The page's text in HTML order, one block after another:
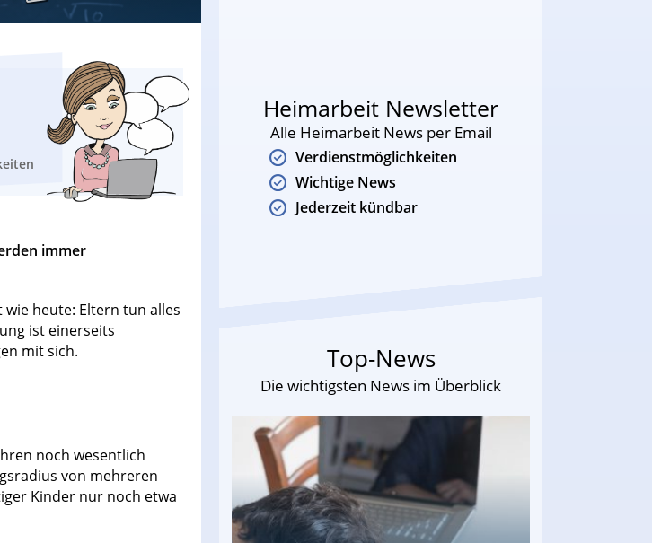
immer
heute: Eltern tun alles
ist einerseits
mit sich.
noch wesentlich
von mehreren
Kinder nur noch etwa
Heimarbeit Newsletter
Alle Heimarbeit News per Email
Verdienstmöglichkeiten
Wichtige News
Jederzeit kündbar
Top-News
Die wichtigsten News im Überblick